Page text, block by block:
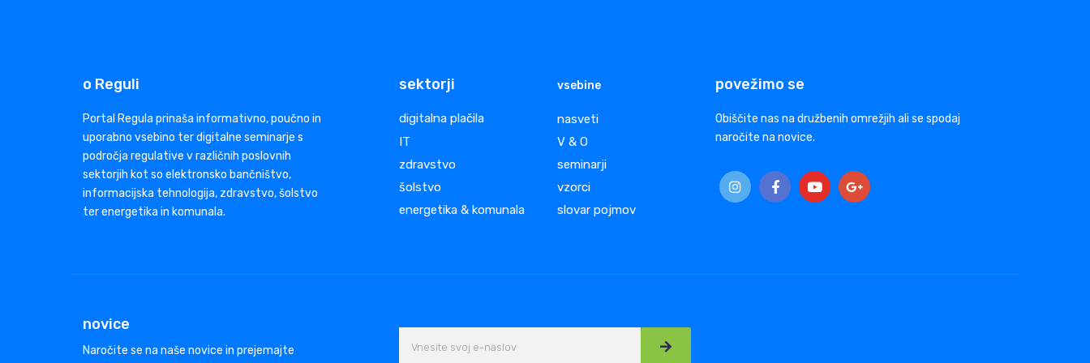
o Reguli
Portal Regula prinaša informativno, poučno in
uporabno vsebino ter digitalne seminarje s
področja regulative v različnih poslovnih
sektorjih kot so elektronsko bančništvo,
informacijska tehnologija, zdravstvo, šolstvo
ter energetika in komunala.
sektorji
digitalna plačila
IT
zdravstvo
šolstvo
energetika & komunala
vsebine
nasveti
V & O
seminarji
vzorci
slovar pojmov
povežimo se
Obiščite nas na družbenih omrežjih ali se spodaj
naročite na novice.
novice
Naročite se na naše novice in prejemajte